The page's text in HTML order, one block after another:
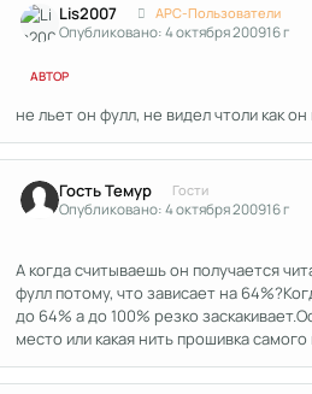
Lis2007 APC-Пользователи
Опубликовано:4 октября 200916 г
АВТОР
не льет он фулл, не видел чтоли как
Гость Темур Гости
Опубликовано:4 октября 200916 г
А когда считываешь он получается
фулл потому, что зависает на
до 64% а до 100% резко
место или какая нить прошивка